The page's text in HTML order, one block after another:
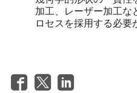
加工、レーザー加工な
ロセスを採用する必要